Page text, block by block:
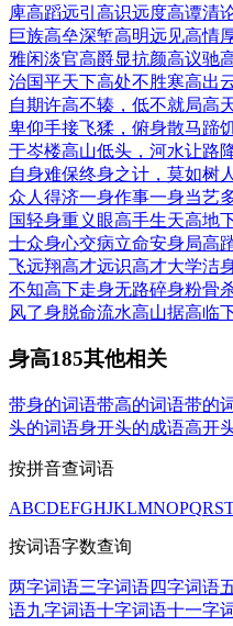
庳高蹈远引 高识远度高谭清
巨族高垒深堑高明远见高情
雅闲淡官高爵显抗颜高议驰
治国平天下高处不胜寒高出
自期许高不辏，低不就局高
卑仰手接飞猱，俯身散马蹄
于岑楼高山低头，河水让路
自身难保终身之计，莫如树人
众人得济一身作事一身当艺
国轻身重义 眼高手生天高地
士众身心交病立命安身局高
飞远翔高才远识高才大学洁
不知高下走身无路碎身粉骨
风了身脱命流水高山据高临
身高185其他相关
带身的词语带高的词语带的
头的词语身开头的成语高开
按拼音查词语
ABCDEFGHJKLMNOPQRS
按词语字数查询
两字词语三字词语四字词语
语九字词语十字词语十一字